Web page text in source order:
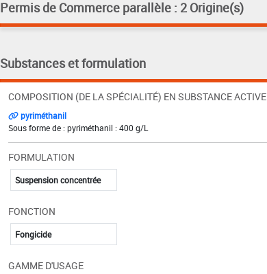
Permis de Commerce parallèle : 2 Origine(s)
Substances et formulation
COMPOSITION (DE LA SPÉCIALITÉ) EN SUBSTANCE ACTIVE
pyriméthanil
Sous forme de : pyriméthanil : 400 g/L
FORMULATION
Suspension concentrée
FONCTION
Fongicide
GAMME D'USAGE